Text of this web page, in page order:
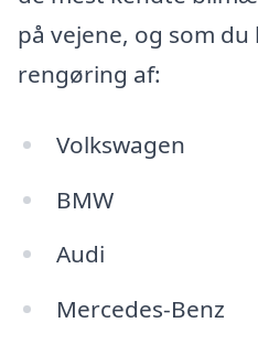
på vejene, og som
rengøring af:
Volkswagen
BMW
Audi
Mercedes-Benz